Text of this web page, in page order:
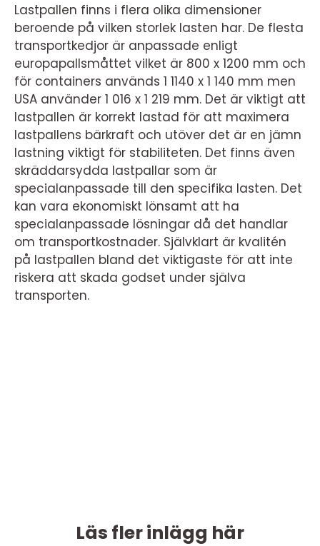
Lastpallen finns i flera olika dimensioner
beroende på vilken storlek lasten har. De flesta
transportkedjor är anpassade enligt
europapallsmåttet vilket är 800 x 1200 mm och
för containers används 1 1140 x 1 140 mm men
USA använder 1 016 x 1 219 mm. Det är viktigt att
lastpallen är korrekt lastad för att maximera
lastpallens bärkraft och utöver det är en jämn
lastning viktigt för stabiliteten. Det finns även
skräddarsydda lastpallar som är
specialanpassade till den specifika lasten. Det
kan vara ekonomiskt lönsamt att ha
specialanpassade lösningar då det handlar
om transportkostnader. Självklart är kvalitén
på lastpallen bland det viktigaste för att inte
riskera att skada godset under själva
transporten.
Läs fler inlägg här